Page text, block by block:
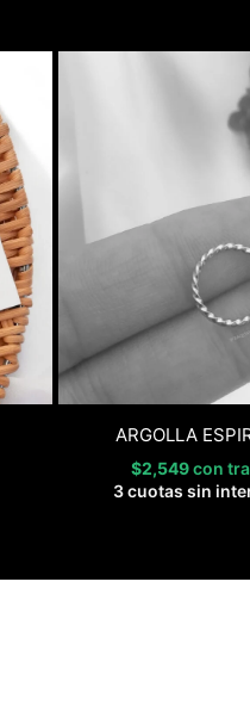
ARGOLLA
$2,549con
3 cuotas sin